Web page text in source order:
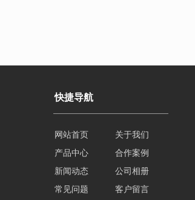
快捷导航
网站首页
关于我们
产品中心
合作案例
新闻动态
公司相册
常见问题
客户留言